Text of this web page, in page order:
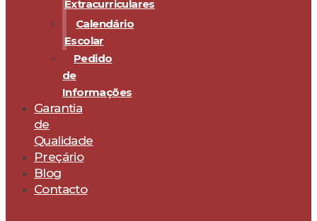
Extracurriculares
Calendário
Escolar
Pedido
de
Informações
Garantia
de
Qualidade
Preçário
Blog
Contacto